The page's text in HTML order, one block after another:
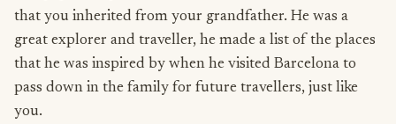
that you inherited from your grandfather. He was a
great explorer and traveller, he made a list of the places
that he was inspired by when he visited Barcelona to
pass down in the family for future travellers, just like
you.